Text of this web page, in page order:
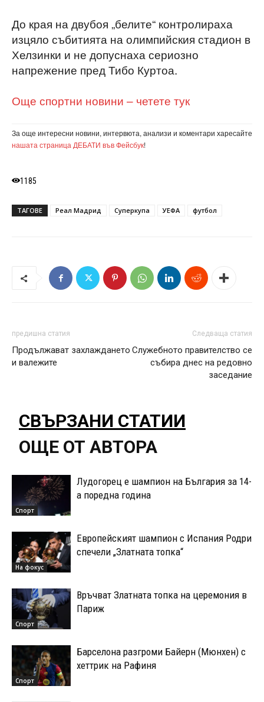
До края на двубоя „белите“ контролираха
изцяло събитията на олимпийския стадион в
Хелзинки и не допуснаха сериозно
напрежение пред Тибо Куртоа.
Още спортни новини – четете тук
За още интересни новини, интервюта, анализи и коментари харесайте
нашата страница ДЕБАТИ във Фейсбук!
1185
ТАГОВЕ Реал Мадрид Суперкупа УЕФА футбол
предишна статия
Продължават захлаждането
и валежите
Следваща статия
Служебното правителство се
събира днес на редовно
заседание
СВЪРЗАНИ СТАТИИ
ОЩЕ ОТ АВТОРА
Спорт
Лудогорец е шампион на България за 14-
а поредна година
На фокус
Европейският шампион с Испания Родри
спечели „Златната топка“
Спорт
Връчват Златната топка на церемония в
Париж
Спорт
Барселона разгроми Байерн (Мюнхен) с
хеттрик на Рафиня